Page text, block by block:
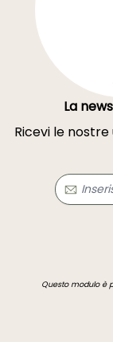
La
Ricevi le
Questo modulo è